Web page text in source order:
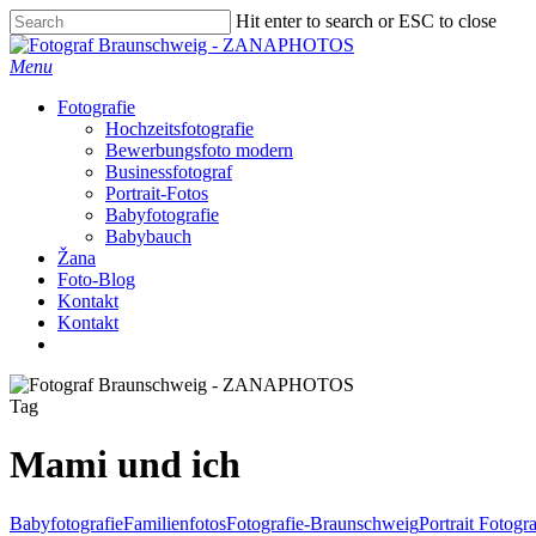
Skip
to
main
Hit enter to search or ESC to close
Close
Search
Menu
Fotografie
Hochzeitsfotografie
Bewerbungsfoto modern
Businessfotograf
Portrait-Fotos
Babyfotografie
Babybauch
Žana
Foto-Blog
Kontakt
Kontakt
Tag
Mami und ich
BabyfotografieFamilienfotosFotografie-BraunschweigPortrait